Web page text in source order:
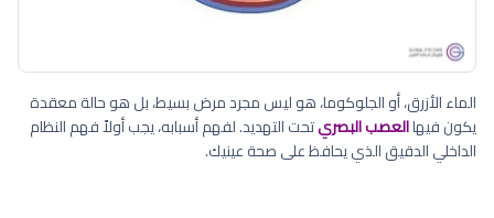
الماء الأزرق، أو الجلوكوما، هو ليس مجرد مرض بسيط، بل هو حالة معقدة
يكون فيهاالعصب البصريتحت التهديد. لفهم أسبابه، يجب أولاً فهم النظام
الداخلي الدقيق الذي يحافظ على صحة عينيك.